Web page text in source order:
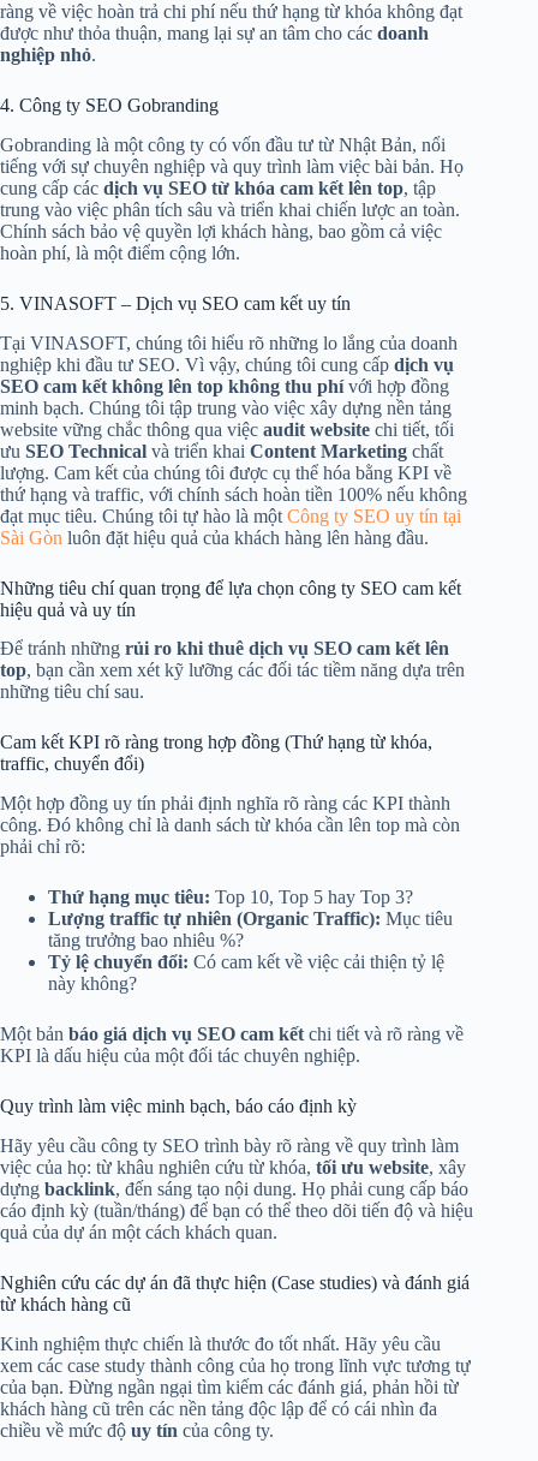
ràng về việc hoàn trả chi phí nếu thứ hạng từ khóa không đạt
được như thỏa thuận, mang lại sự an tâm cho các doanh
nghiệp nhỏ.
4. Công ty SEO Gobranding
Gobranding là một công ty có vốn đầu tư từ Nhật Bản, nổi
tiếng với sự chuyên nghiệp và quy trình làm việc bài bản. Họ
cung cấp các dịch vụ SEO từ khóa cam kết lên top, tập
trung vào việc phân tích sâu và triển khai chiến lược an toàn.
Chính sách bảo vệ quyền lợi khách hàng, bao gồm cả việc
hoàn phí, là một điểm cộng lớn.
5. VINASOFT – Dịch vụ SEO cam kết uy tín
Tại VINASOFT, chúng tôi hiểu rõ những lo lắng của doanh
nghiệp khi đầu tư SEO. Vì vậy, chúng tôi cung cấp dịch vụ
SEO cam kết không lên top không thu phívới hợp đồng
minh bạch. Chúng tôi tập trung vào việc xây dựng nền tảng
website vững chắc thông qua việc audit website chi tiết, tối
ưu SEO Technical và triển khai Content Marketing chất
lượng. Cam kết của chúng tôi được cụ thể hóa bằng KPI về
thứ hạng và traffic, với chính sách hoàn tiền 100% nếu không
đạt mục tiêu. Chúng tôi tự hào là một Công ty SEO uy tín tại
Sài Gòn luôn đặt hiệu quả của khách hàng lên hàng đầu.
Những tiêu chí quan trọng để lựa chọn công ty SEO cam kết
hiệu quả và uy tín
Để tránh những rủi ro khi thuê dịch vụ SEO cam kết lên
top, bạn cần xem xét kỹ lưỡng các đối tác tiềm năng dựa trên
những tiêu chí sau.
Cam kết KPI rõ ràng trong hợp đồng (Thứ hạng từ khóa,
traffic, chuyển đổi)
Một hợp đồng uy tín phải định nghĩa rõ ràng các KPI thành
công. Đó không chỉ là danh sách từ khóa cần lên top mà còn
phải chỉ rõ:
Thứ hạng mục tiêu: Top 10, Top 5 hay Top 3?
Lượng traffic tự nhiên (Organic Traffic): Mục tiêu
tăng trưởng bao nhiêu %?
Tỷ lệ chuyển đổi: Có cam kết về việc cải thiện tỷ lệ
này không?
Một bản báo giá dịch vụ SEO cam kết chi tiết và rõ ràng về
KPI là dấu hiệu của một đối tác chuyên nghiệp.
Quy trình làm việc minh bạch, báo cáo định kỳ
Hãy yêu cầu công ty SEO trình bày rõ ràng về quy trình làm
việc của họ: từ khâu nghiên cứu từ khóa, tối ưu website, xây
dựng backlink, đến sáng tạo nội dung. Họ phải cung cấp báo
cáo định kỳ (tuần/tháng) để bạn có thể theo dõi tiến độ và hiệu
quả của dự án một cách khách quan.
Nghiên cứu các dự án đã thực hiện (Case studies) và đánh giá
từ khách hàng cũ
Kinh nghiệm thực chiến là thước đo tốt nhất. Hãy yêu cầu
xem các case study thành công của họ trong lĩnh vực tương tự
của bạn. Đừng ngần ngại tìm kiếm các đánh giá, phản hồi từ
khách hàng cũ trên các nền tảng độc lập để có cái nhìn đa
chiều về mức độ uy tín của công ty.